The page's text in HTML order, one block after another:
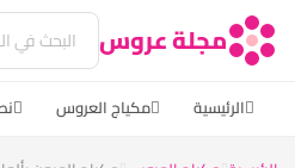
مجلة عروس
الرئيسية مكياج العروس